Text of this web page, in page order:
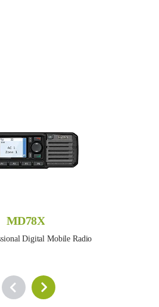
MD78X
Digital Mobile Radio